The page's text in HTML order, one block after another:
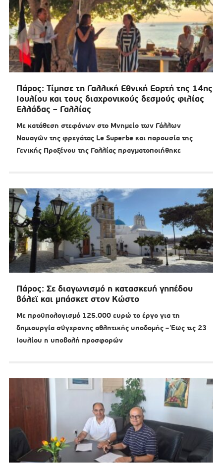
Πάρος: Τίμησε τη Γαλλική Εθνική Εορτή της 14ης
Ιουλίου και τους διαχρονικούς δεσμούς φιλίας
Ελλάδας – Γαλλίας
Με κατάθεση στεφάνων στο Μνημείο των Γάλλων
Ναυαγών της φρεγάτας Le Superbe και παρουσία της
Γενικής Προξένου της Γαλλίας πραγματοποιήθηκε
Πάρος: Σε διαγωνισμό η κατασκευή γηπέδου
βόλεϊ και μπάσκετ στον Κώστο
Με προϋπολογισμό 125.000 ευρώ το έργο για τη
δημιουργία σύγχρονης αθλητικής υποδομής – Έως τις 23
Ιουλίου η υποβολή προσφορών